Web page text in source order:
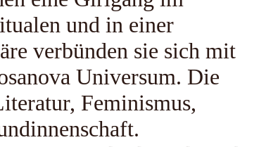
und in einer
verbünden sie sich mit
Universum. Die
Feminismus,